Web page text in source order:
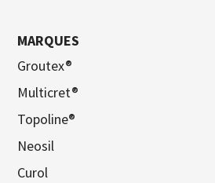
MARQUES
Groutex®
Multicret®
Topoline®
Neosil
Curol